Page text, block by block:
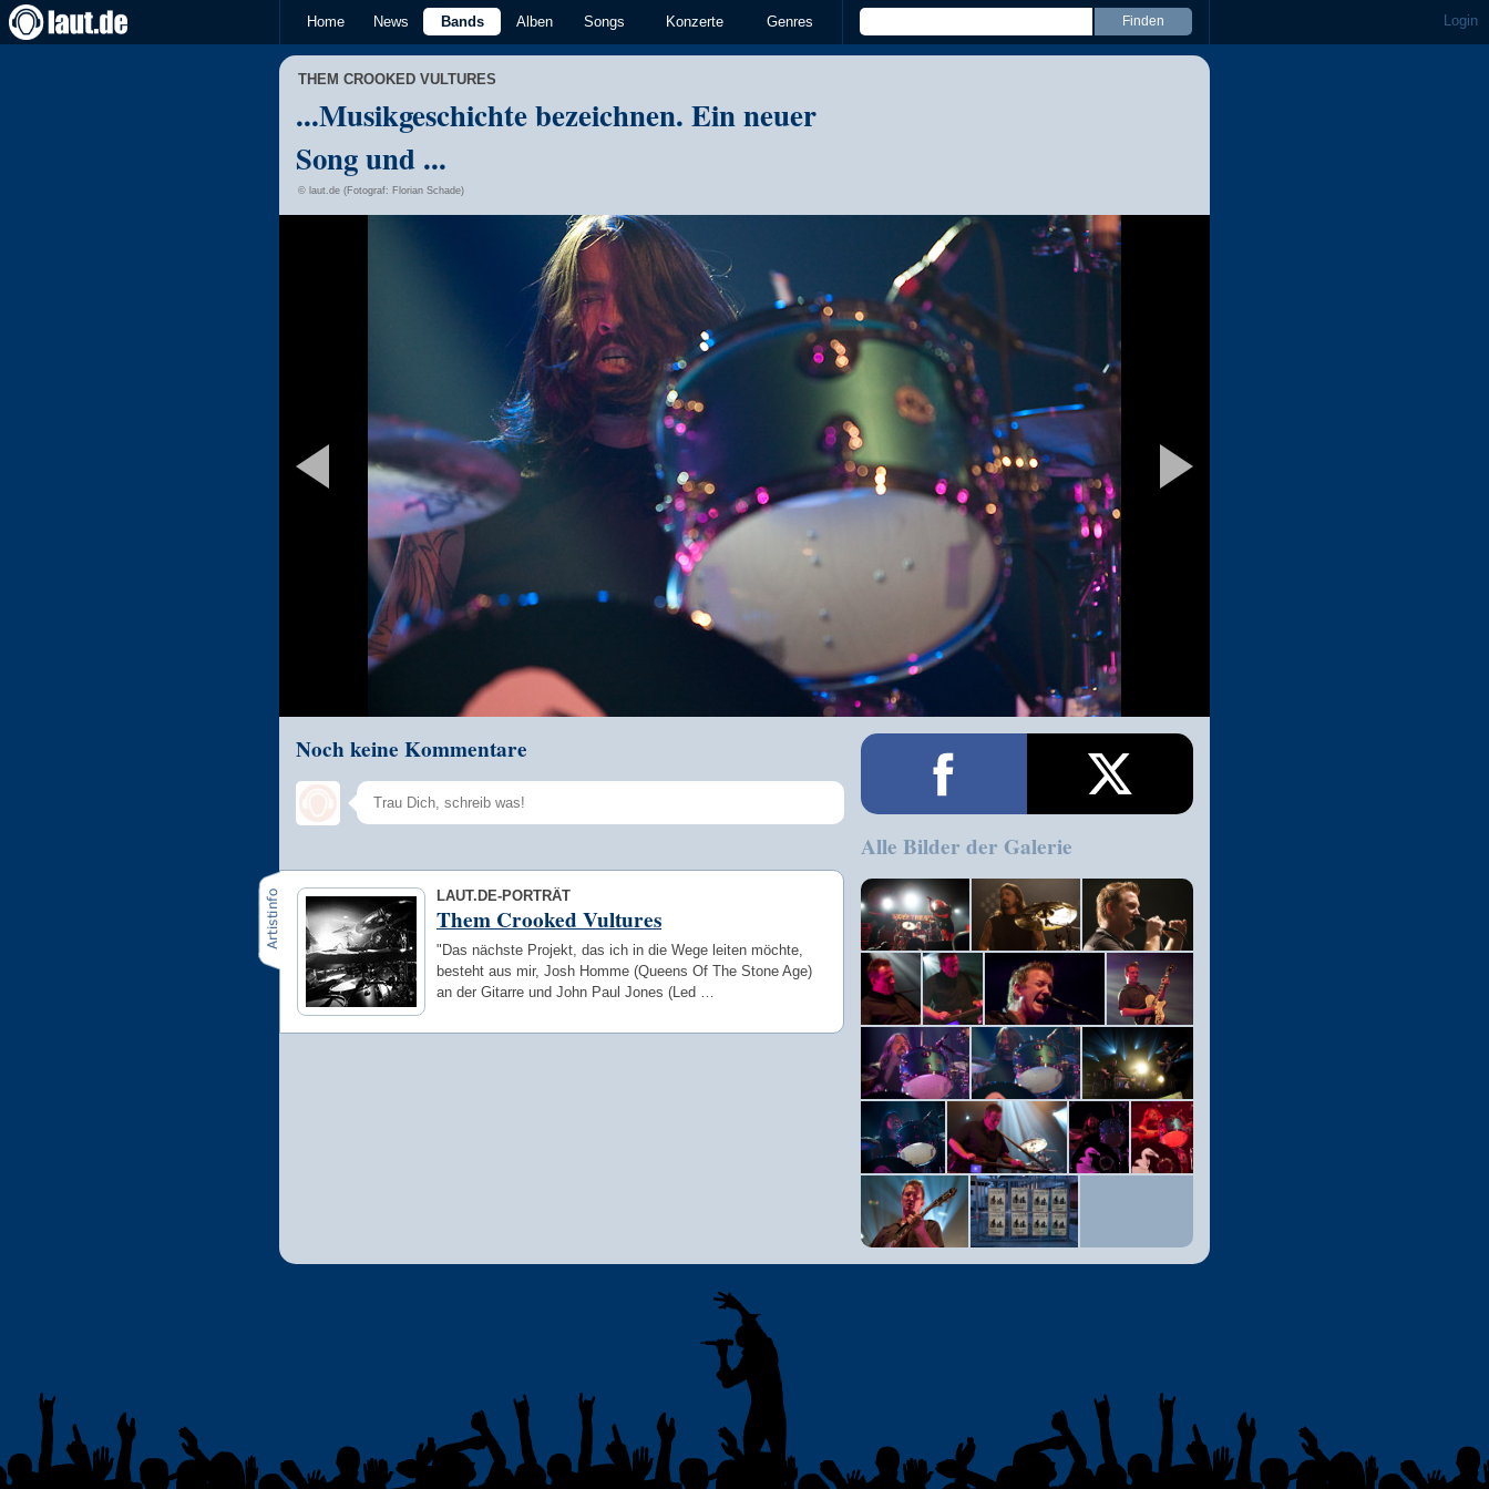
Home News Bands Alben Songs Konzerte Genres Login
THEM CROOKED VULTURES
...Musikgeschichte bezeichnen. Ein neuer
Song und ...
© laut.de (Fotograf: Florian Schade)
Noch keine Kommentare
LAUT.DE-PORTRÄT
Them Crooked Vultures
"Das nächste Projekt, das ich in die Wege leiten möchte,
besteht aus mir, Josh Homme (Queens Of The Stone Age)
an der Gitarre und John Paul Jones (Led …
Alle Bilder der Galerie